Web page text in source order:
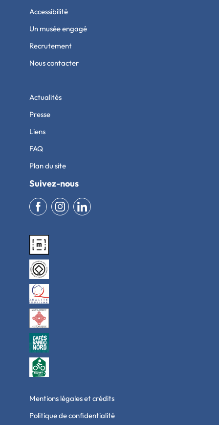
Accessibilité
Un musée engagé
Recrutement
Nous contacter
Actualités
Presse
Liens
FAQ
Plan du site
Suivez-nous
Mentions légales et crédits
Politique de confidentialité